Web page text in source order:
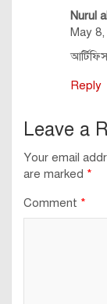
Nurul
May
Reply
Leave a
Your email
are marked *
Comment *